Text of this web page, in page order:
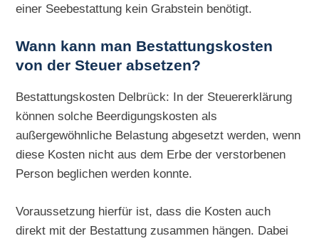
einer Seebestattung kein Grabstein benötigt.
Wann kann man Bestattungskosten
von der Steuer absetzen?
Bestattungskosten Delbrück: In der Steuererklärung
können solche Beerdigungskosten als
außergewöhnliche Belastung abgesetzt werden, wenn
diese Kosten nicht aus dem Erbe der verstorbenen
Person beglichen werden konnte.
Voraussetzung hierfür ist, dass die Kosten auch
direkt mit der Bestattung zusammen hängen. Dabei